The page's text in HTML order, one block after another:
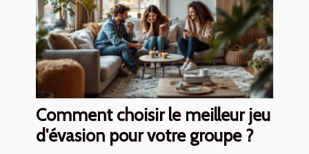
Comment choisir le meilleur jeu
d'évasion pour votre groupe ?